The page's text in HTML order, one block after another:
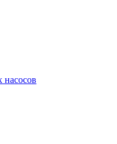
насосов